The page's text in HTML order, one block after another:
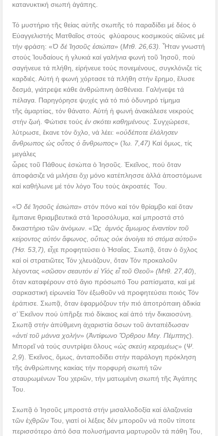
κατανυκτική σιωπή ἀγάπης.
Τό μυστήριο τῆς θείας αὐτῆς σιωπῆς τό παραδίδει μέ δέος ὁ
Εὐαγγελιστής Ματθαῖος στούς φλύαρους κοσμικούς αἰῶνες μέ
τήν φράση: «Ὁ δέ Ἰησοῦς ἐσιώπα» (Μτθ. 26,63). Ἦταν γνωστή
στούς Ἰουδαίους ἡ γλυκιά καί γαλήνια φωνή τοῦ Ἰησοῦ, πού
σαγήνευε τά πλήθη, εἰρήνευε τούς πονεμένους, συγκλόνιζε τίς
καρδιές. Αὐτή ἡ φωνή χόρτασε τά πλήθη στήν ἔρημο, ἔλυσε
δεσμά, γιάτρεψε κάθε ἀνθρώπινη ἀσθένεια. Γαλήνεψε τά
πέλαγα. Παρηγόρησε ψυχές γιά τό πιό ὀδυνηρό τίμημα
τῆς ἁμαρτίας, τόν θάνατο. Αὐτή ἡ φωνή ἀνακάλεσε νεκρούς
στήν ζωή. Φώτισε τούςἐν σκότει καθημένους. Συγχώρεσε,
λύτρωσε, ἔκανε τόν ὄχλο, νά λέει: «οὐδέποτε ἐλάλησεν
ἄνθρωπος ὡς οὗτος ὁ ἄνθρωπος» (Ἰω. 7,47) Καί ὅμως, τίς
μεγάλες
ὧρες τοῦ Πάθους ἐσιώπα ὁ Ἰησοῦς. Ἐκεῖνος, πού ὅταν
ἀποφάσιζε νά μιλήσει ὄχι μόνο κατέπλησσε ἀλλά ἀποστόμωνε
καί καθήλωνε μέ τόν λόγο Του τούς ἀκροατές Του.
«Ὁ δέ Ἰησοῦς ἐσιώπα» στόν πόνο καί τόν θρίαμβο καί ὅταν
ἔμπαινε θριαμβευτικά στά Ἱεροσόλυμα, καί μπροστά στό
δικαστήριο τῶν ἀνόμων. «Ὡς ἀμνός ἄμωμος ἐναντίον τοῦ
κείροντος αὐτόν ἄφωνος, οὔτως οὐκ ἀνοίγει τό στόμα αὐτοῦ»
(Ἠσ. 53,7), εἶχε προφητεύσει ὁ Ἠσαΐας. Σιωπᾷ, ὅταν ὁ ὄχλος
καί οἱ στρατιῶτες Τόν χλευάζουν, ὅταν Τόν προκαλοῦν
λέγοντας «σῶσον σεαυτόν εἰ Υἱός εἶ τοῦ Θεοῦ»(Μτθ. 27,40),
ὅταν καταφέρουν στό ἅγιο πρόσωπό Του ραπίσματα, καί μέ
σαρκαστική εἰρωνεία Τόν ἐξωθοῦν νά προφητεύσει ποιός Τόν
ἐράπισε. Σιωπᾷ, ὅταν ἐφαρμόζουν τήν πιό ἀποτρόπαιη ἀδικία
σ’ Ἐκεῖνον πού ὑπῆρξε πιό δίκαιος καί ἀπό τήν δικαιοσύνη.
Σιωπᾷ στήν ἀπύθμενη ἀχαριστία ὅσων τοῦ ἀνταπέδωσαν
«ἀντί τοῦ μάννα χολήν» (Ἀντίφωνο Ὄρθρου Μεγ. Πέμπτης).
Μπορεῖ νά τούς συντρίψει ὅλους «ὡς σκεύη κεραμέως» (Ψ.
2,9). Ἐκεῖνος, ὅμως, ἀνταποδίδει στήν παράλογη πρόκληση
τῆς ἀνθρώπινης κακίας τήν πορφυρή σιωπή τῶν
σταυρωμένων Του χεριῶν, τήν ματωμένη σιωπή τῆς Ἀγάπης
Του.
Σιωπᾷ ὁ Ἰησοῦς μπροστά στήν μισαλλοδοξία καί ἀλαζονεία
τῶν ἐχθρῶν Του, γιατί οἱ λέξεις δέν μποροῦν νά ποῦν τίποτε
περισσότερο ἀπό ὅσα πολυσήμαντα μαρτυροῦν τά πάθη Του,